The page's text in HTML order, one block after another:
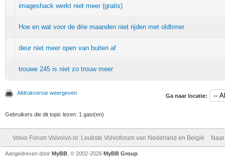
imageshack werkt niet meer (gratis)
Hoe en wat voor de drie maanden niet rijden met oldtimer
deur niet meer open van buiten af
trouwe 245 is niet zo trouw meer
Afdrukversie weergeven Ga naar locatie:
Gebruikers die dit topic lezen: 1 gast(en)
Volvo Forum Volvolvo.nl: Leukste Volvoforum van Nederland en België
Aangedreven door MyBB , © 2002-2026 MyBB Group